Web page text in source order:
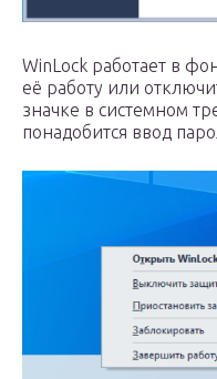
WinLock работает в
её работу или
значке в системном
понадобится ввод